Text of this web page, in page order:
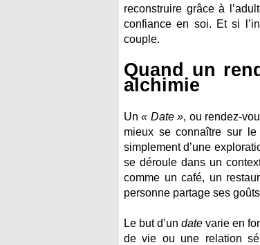
reconstruire grâce à
confiance en soi. Et si
couple.
Quand un
alchimie
Un« Date », ou rendez-
mieux se connaître sur le
simplement d’une
se déroule dans un
comme un café, un
personne partage ses
Le but d’undate varie en
de vie ou une relation